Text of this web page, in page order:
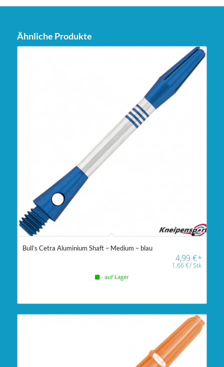
Ähnliche Produkte
Bull’s Cetra Aluminium Shaft – Medium – blau
4,99€*
1,66€/Stk
- auf Lager